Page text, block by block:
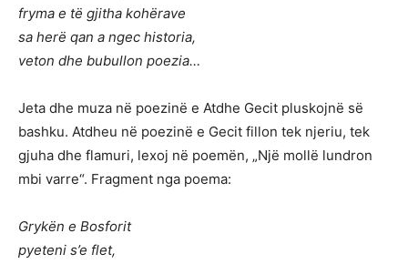
fryma e të gjitha kohërave
sa herë qan a ngec historia,
veton dhe bubullon poezia…
Jeta dhe muza në poezinë e Atdhe Gecit pluskojnë së
bashku. Atdheu në poezinë e Gecit fillon tek njeriu, tek
gjuha dhe flamuri, lexoj në poemën, „Një mollë lundron
mbi varre“. Fragment nga poema:
Grykën e Bosforit
pyeteni s’e flet,